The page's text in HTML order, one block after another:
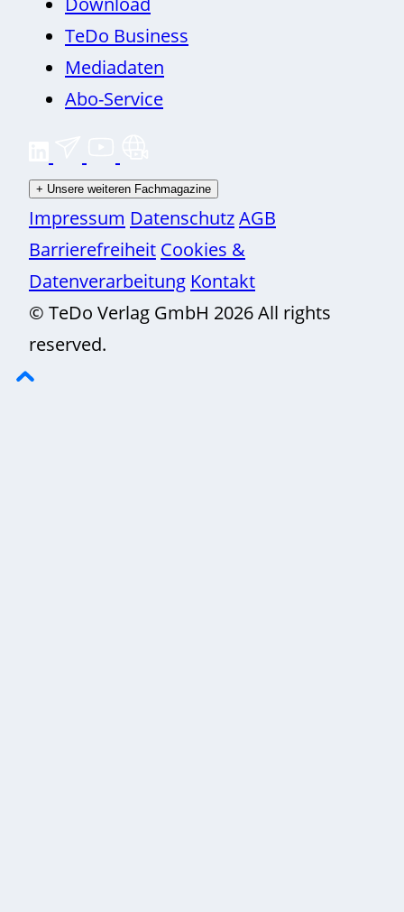
TeDo Business
Mediadaten
Abo-Service
+ Unsere weiteren Fachmagazine
Impressum DatenschutzAGB
Barrierefreiheit Cookies &
Datenverarbeitung Kontakt
© TeDo Verlag GmbH 2026 All rights
reserved.